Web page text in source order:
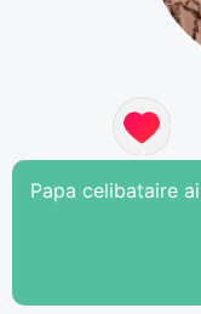
Papa celibataire